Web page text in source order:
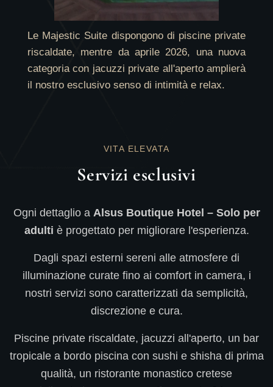
Le Majestic Suite dispongono di piscine private
riscaldate, mentre da aprile 2026, una nuova
categoria con jacuzzi private all'aperto amplierà
il nostro esclusivo senso di intimità e relax.
VITA ELEVATA
Servizi esclusivi
Ogni dettaglio a Alsus Boutique Hotel – Solo per
adulti è progettato per migliorare l'esperienza.
Dagli spazi esterni sereni alle atmosfere di
illuminazione curate fino ai comfort in camera, i
nostri servizi sono caratterizzati da semplicità,
discrezione e cura.
Piscine private riscaldate, jacuzzi all'aperto, un bar
tropicale a bordo piscina con sushi e shisha di prima
qualità, un ristorante monastico cretese